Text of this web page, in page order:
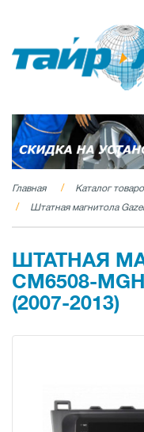
Главная Каталог
Штатная магнитола
ШТАТНАЯ
CM6508-
(2007-2013)